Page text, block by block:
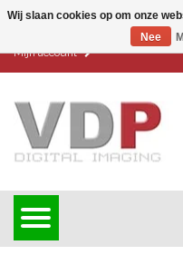
Mijn account
Wij slaan cookies op om onze
Nee